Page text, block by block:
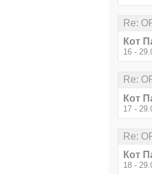
Re:
Кот
16 -
Re:
Кот
17 -
Re:
Кот
18 -